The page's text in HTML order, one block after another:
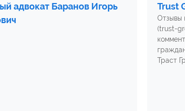
адвокат Баранов Игорь
Trust
Отзывы
(trust-
Траст